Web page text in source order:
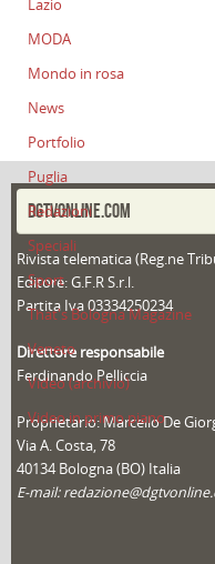
Lazio
MODA
Mondo in rosa
News
Portfolio
Puglia
Redazioni
Speciali
Sport
That's Bologna Magazine
Veneto
Video (archivio)
Video in primo piano
DGTVONLINE.COM
Rivista telematica (Reg.ne
Editore: G.F.R S.r.l.
Partita Iva 03334250234
Direttore responsabile
Ferdinando Pelliccia
Proprietario: Marcello De
Via A. Costa, 78
40134 Bologna (BO) Italia
E-mail: